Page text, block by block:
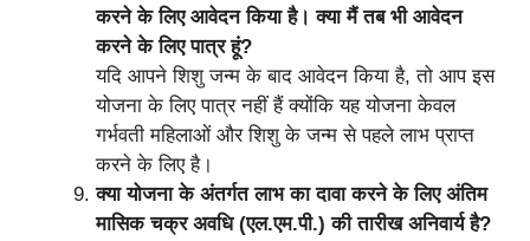
करने के लिए आवेदन किया है। क्या मैं तब भी आवेदन
करने के लिए पात्र हूं?
यदि आपने शिशु जन्म के बाद आवेदन किया है, तो आप इस
योजना के लिए पात्र नहीं हैं क्योंकि यह योजना केवल
गर्भवती महिलाओं और शिशु के जन्म से पहले लाभ प्राप्त
करने के लिए है।
क्या योजना के अंतर्गत लाभ का दावा करने के लिए अंतिम
मासिक चक्र अवधि (एल.एम.पी.) की तारीख अनिवार्य है?